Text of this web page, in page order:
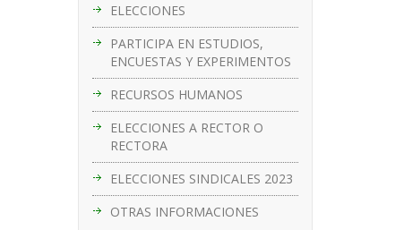
ELECCIONES
PARTICIPA EN ESTUDIOS,
ENCUESTAS Y EXPERIMENTOS
RECURSOS HUMANOS
ELECCIONES A RECTOR O
RECTORA
ELECCIONES SINDICALES 2023
OTRAS INFORMACIONES